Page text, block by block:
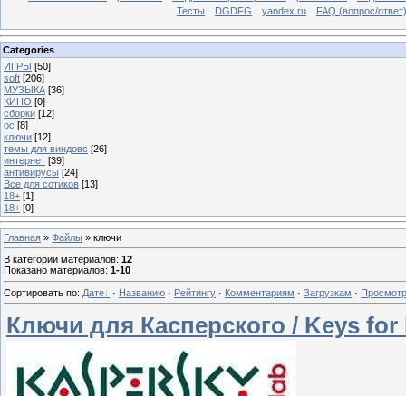
Тесты
DGDFG yandex.ru FAQ (вопрос/ответ)
Categories
ИГРЫ [50]
soft [206]
МУЗЫКА [36]
КИНО [0]
сборки [12]
ос [8]
ключи [12]
темы для виндовс [26]
интернет [39]
антивирусы [24]
Все для сотиков [13]
18+ [1]
18+ [0]
Главная » Файлы » ключи
В категории материалов: 12
Показано материалов: 1-10
Сортировать по: Дате · Названию · Рейтингу · Комментариям · Загрузкам ·
Ключи для Касперского / Keys for